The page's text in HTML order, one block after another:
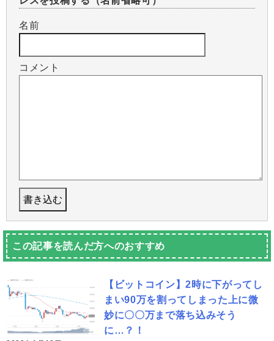
名前
コメント
この記事を読んだ方へのおすすめ
【ビットコイン】2時に下がってし
まい90万を割ってしまった上に微
妙に〇〇万まで落ち込みそう
に…？！